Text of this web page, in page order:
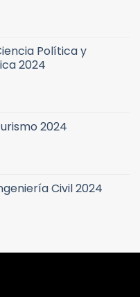
Política y
2024
2024
Civil 2024